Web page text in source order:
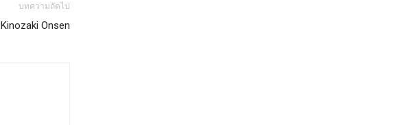
บทความถัดไป
Kinozaki Onsen